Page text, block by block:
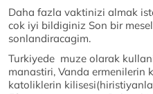
Daha fazla vaktinizi almak
cok iyi bildiginiz Son bir
sonlandiracagim.
Turkiyede muze olarak
manastiri, Vanda ermenilerin
katoliklerin